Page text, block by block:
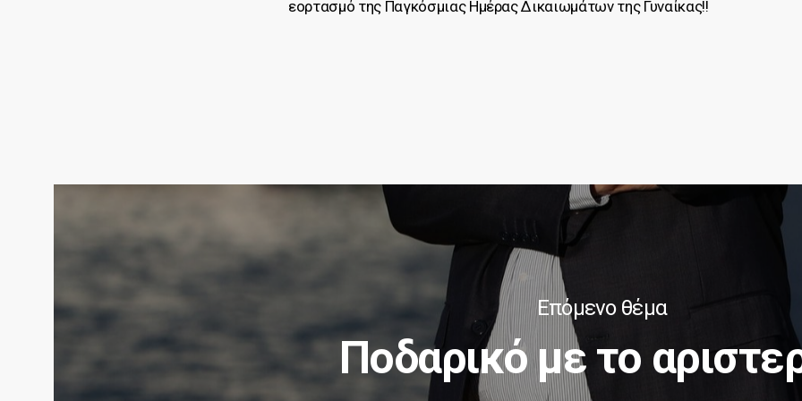
εορτασμό της Παγκόσμιας Ημέρας Δικαιωμάτων της Γυναίκας!!
Επόμενο θέμα
Ποδαρικό με το